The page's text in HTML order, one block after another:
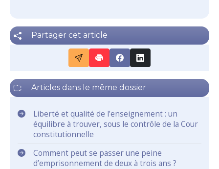
Partager cet article
Articles dans le même dossier
Liberté et qualité de l’enseignement : un
équilibre à trouver, sous le contrôle de la Cour
constitutionnelle
Comment peut se passer une peine
d’emprisonnement de deux à trois ans ?